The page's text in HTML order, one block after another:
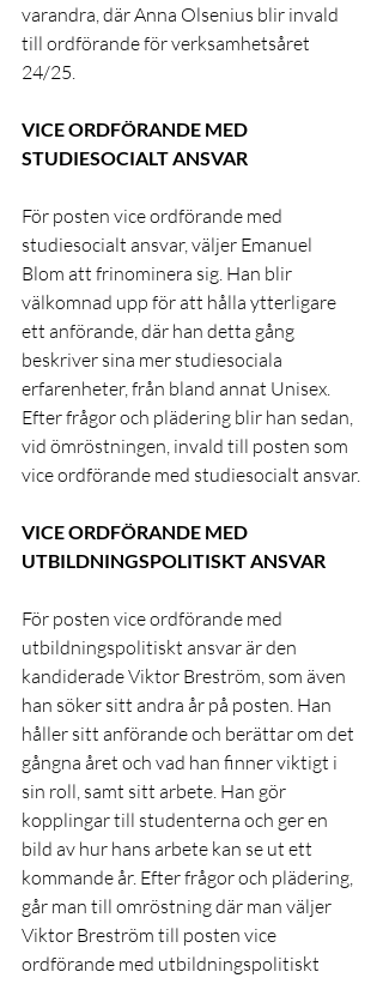
varandra, där Anna Olsenius blir invald
till ordförande för verksamhetsåret
24/25.
VICE ORDFÖRANDE MED
STUDIESOCIALT ANSVAR
För posten vice ordförande med
studiesocialt ansvar, väljer Emanuel
Blom att frinominera sig. Han blir
välkomnad upp för att hålla ytterligare
ett anförande, där han detta gång
beskriver sina mer studiesociala
erfarenheter, från bland annat Unisex.
Efter frågor och plädering blir han sedan,
vid ömröstningen, invald till posten som
vice ordförande med studiesocialt ansvar.
VICE ORDFÖRANDE MED
UTBILDNINGSPOLITISKT ANSVAR
För posten vice ordförande med
utbildningspolitiskt ansvar är den
kandiderade Viktor Breström, som även
han söker sitt andra år på posten. Han
håller sitt anförande och berättar om det
gångna året och vad han finner viktigt i
sin roll, samt sitt arbete. Han gör
kopplingar till studenterna och ger en
bild av hur hans arbete kan se ut ett
kommande år. Efter frågor och plädering,
går man till omröstning där man väljer
Viktor Breström till posten vice
ordförande med utbildningspolitiskt